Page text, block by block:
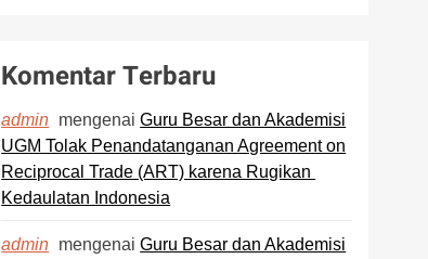
Komentar Terbaru
admin mengenaiGuru Besar dan Akademisi
UGM Tolak Penandatanganan Agreement on
Reciprocal Trade (ART) karena Rugikan
Kedaulatan Indonesia
admin mengenaiGuru Besar dan Akademisi